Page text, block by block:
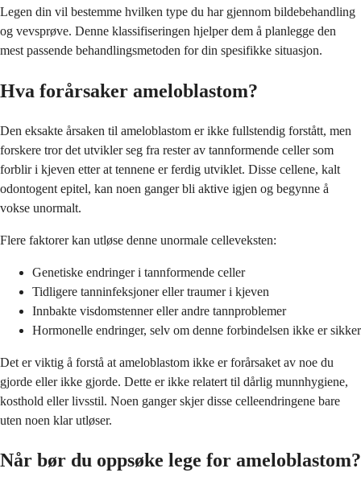
Legen din vil bestemme hvilken type du har gjennom bildebehandling
og vevsprøve. Denne klassifiseringen hjelper dem å planlegge den
mest passende behandlingsmetoden for din spesifikke situasjon.
Hva forårsaker ameloblastom?
Den eksakte årsaken til ameloblastom er ikke fullstendig forstått, men
forskere tror det utvikler seg fra rester av tannformende celler som
forblir i kjeven etter at tennene er ferdig utviklet. Disse cellene, kalt
odontogent epitel, kan noen ganger bli aktive igjen og begynne å
vokse unormalt.
Flere faktorer kan utløse denne unormale celleveksten:
Genetiske endringer i tannformende celler
Tidligere tanninfeksjoner eller traumer i kjeven
Innbakte visdomstenner eller andre tannproblemer
Hormonelle endringer, selv om denne forbindelsen ikke er sikker
Det er viktig å forstå at ameloblastom ikke er forårsaket av noe du
gjorde eller ikke gjorde. Dette er ikke relatert til dårlig munnhygiene,
kosthold eller livsstil. Noen ganger skjer disse celleendringene bare
uten noen klar utløser.
Når bør du oppsøke lege for ameloblastom?